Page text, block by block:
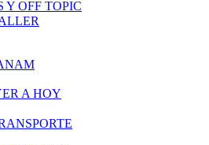
OFF TOPIC
A HOY